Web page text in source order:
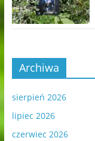
Archiwa
sierpień 2026
lipiec 2026
czerwiec 2026